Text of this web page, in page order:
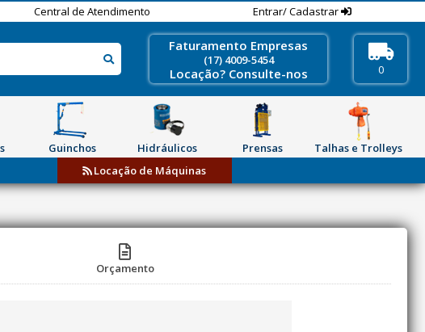
Central de Atendimento Entrar/ Cadastrar
Faturamento Empresas
(17) 4009-5454
Locação? Consulte-nos 0
Guinchos Hidráulicos Prensas
Talhas e Trolleys
Locação de Máquinas
Orçamento